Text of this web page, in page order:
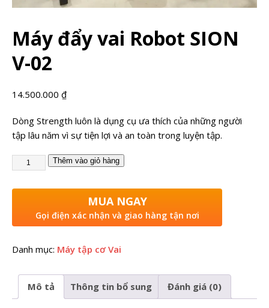
Máy đẩy vai Robot SION
V-02
14.500.000 ₫
Dòng Strength luôn là dụng cụ ưa thích của những người
tập lâu năm vì sự tiện lợi và an toàn trong luyện tập.
Thêm vào giỏ hàng
MUA NGAY
Gọi điện xác nhận và giao hàng tận nơi
Danh mục: Máy tập cơ Vai
Mô tả Thông tin bổ sung Đánh giá (0)